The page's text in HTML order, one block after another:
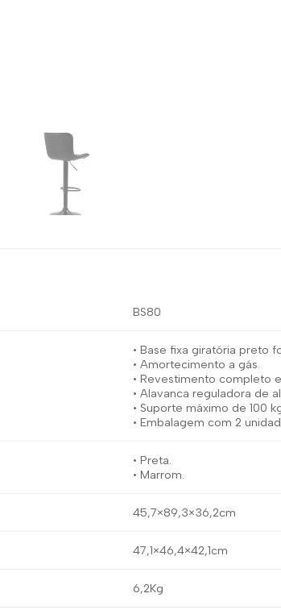
BS80
• Base fixa giratória preto
• Amortecimento a gás.
• Revestimento completo
• Alavanca reguladora de
• Suporte máximo de 100
• Embalagem com 2
• Preta.
• Marrom.
45,7×89,3×36,2cm
47,1×46,4×42,1cm
6,2Kg